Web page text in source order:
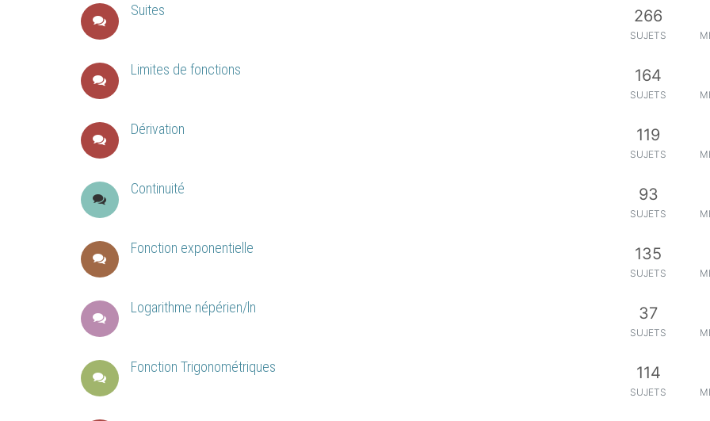
Suites 266
SUJETS
Limites de fonctions 164
SUJETS
Dérivation 119
SUJETS
Continuité 93
SUJETS
Fonction exponentielle 135
SUJETS
Logarithme népérien/ln 37
SUJETS
Fonction Trigonométriques 114
SUJETS